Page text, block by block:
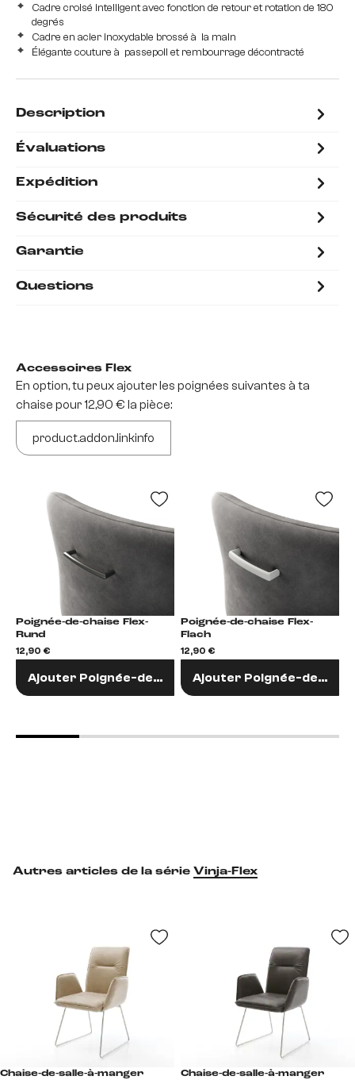
Cadre croisé intelligent avec fonction de retour et rotation de 180
degrés
Cadre en acier inoxydable brossé à la main
Élégante couture à passepoil et rembourrage décontracté
Description
Évaluations
Expédition
Sécurité des produits
Garantie
Questions
Accessoires Flex
En option, tu peux ajouter les poignées suivantes à ta
chaise pour 12,90 € la pièce:
product.addon.linkinfo
Poignée-de-chaise Flex-
Rund
12,90 €
Ajouter Poignée-de-chaise
Poignée-de-chaise Flex-
Flach
12,90 €
Ajouter Poignée-de-
Autres articles de la série Vinja-Flex
Chaise-de-salle-à-manger
Chaise-de-salle-à-manger